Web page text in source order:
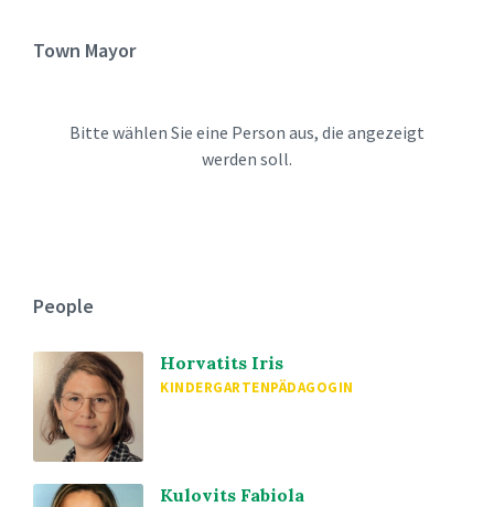
Town Mayor
Bitte wählen Sie eine Person aus, die angezeigt
werden soll.
People
Horvatits Iris
KINDERGARTENPÄDAGOGIN
Kulovits Fabiola